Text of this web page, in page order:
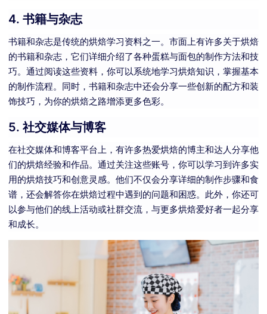
4. 书籍与杂志
书籍和杂志是传统的烘焙学习资料之一。市面上有许多关于烘焙
的书籍和杂志，它们详细介绍了各种蛋糕与面包的制作方法和技
巧。通过阅读这些资料，你可以系统地学习烘焙知识，掌握基本
的制作流程。同时，书籍和杂志中还会分享一些创新的配方和装
饰技巧，为你的烘焙之路增添更多色彩。
5. 社交媒体与博客
在社交媒体和博客平台上，有许多热爱烘焙的博主和达人分享他
们的烘焙经验和作品。通过关注这些账号，你可以学习到许多实
用的烘焙技巧和创意灵感。他们不仅会分享详细的制作步骤和食
谱，还会解答你在烘焙过程中遇到的问题和困惑。此外，你还可
以参与他们的线上活动或社群交流，与更多烘焙爱好者一起分享
和成长。